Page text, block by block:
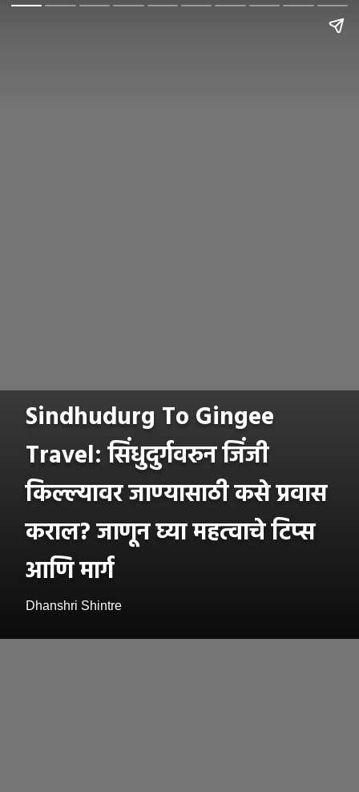
Sindhudurg To Gingee
Travel: सिंधुदुर्गवरुन जिंजी
किल्ल्यावर जाण्यासाठी कसे प्रवास
कराल? जाणून घ्या महत्वाचे टिप्स
आणि मार्ग
Dhanshri Shintre